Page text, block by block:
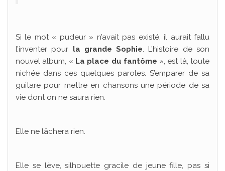
Si le mot « pudeur » n’avait pas existé, il aurait fallu
l’inventer pour la grande Sophie. L’histoire de son
nouvel album, « La place du fantôme », est là, toute
nichée dans ces quelques paroles. S’emparer de sa
guitare pour mettre en chansons une période de sa
vie dont on ne saura rien.
Elle ne lâchera rien.
Elle se lève, silhouette gracile de jeune fille, pas si